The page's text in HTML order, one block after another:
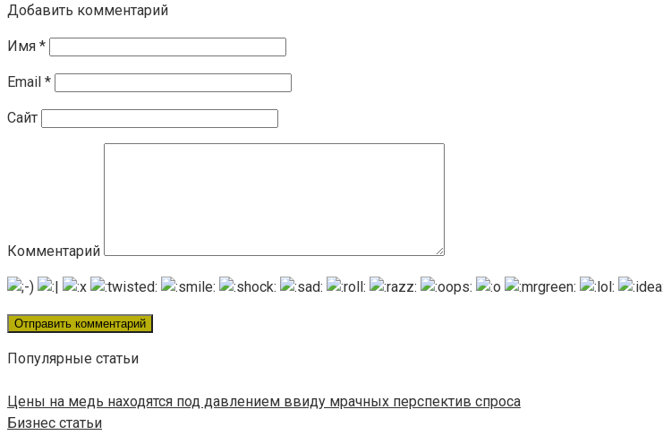
Добавить комментарий
Имя *
Email *
Сайт
Комментарий
Популярные статьи
Цены на медь находятся под давлением ввиду мрачных перспектив спроса
Бизнес статьи